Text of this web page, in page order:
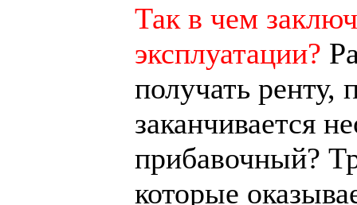
Так в чем
эксплуатации?
получать
заканчивается
прибавочный?
которые